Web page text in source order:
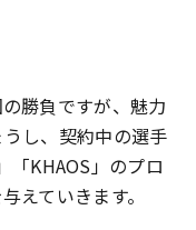
勝負ですが、魅力
し、契約中の選手
「KHAOS」のプロ
えていきます。